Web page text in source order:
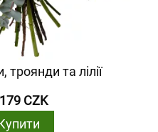
та лілії
CZK